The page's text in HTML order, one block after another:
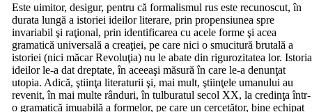
Este uimitor, desigur, pentru că formalismul rus este recunoscut, în
durata lungă a istoriei ideilor literare, prin propensiunea spre
invariabil şi raţional, prin identificarea cu acele forme şi acea
gramatică universală a creaţiei, pe care nici o smucitură brutală a
istoriei (nici măcar Revoluţia) nu le abate din rigurozitatea lor. Istoria
ideilor le-a dat dreptate, în aceeaşi măsură în care le-a denunţat
utopia. Adică, ştiinţa literaturii şi, mai mult, ştiinţele umanului au
revenit, în mai multe rânduri, în tulburatul secol XX, la credinţa într-
o gramatică imuabilă a formelor, pe care un cercetător, bine echipat